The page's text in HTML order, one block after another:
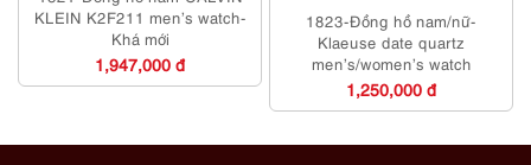
KLEIN K2F211 men’s watch-
Khá mới
1,947,000 đ
1823-Đồng hồ nam/nữ-
Klaeuse date quartz
men’s/women’s watch
1,250,000 đ